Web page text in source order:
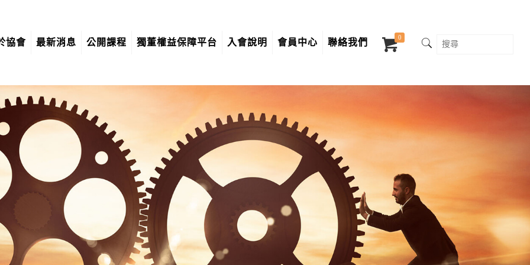
協會 最新消息 公開課程 獨董權益保障平台 入會說明 會員中心 聯絡我們 0